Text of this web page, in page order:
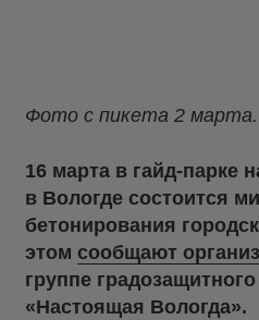
Фото с пикета 2 марта.
16 марта в гайд-парке
в Вологде состоится
бетонирования
этом сообщают
группе
«Настоящая Вологда».